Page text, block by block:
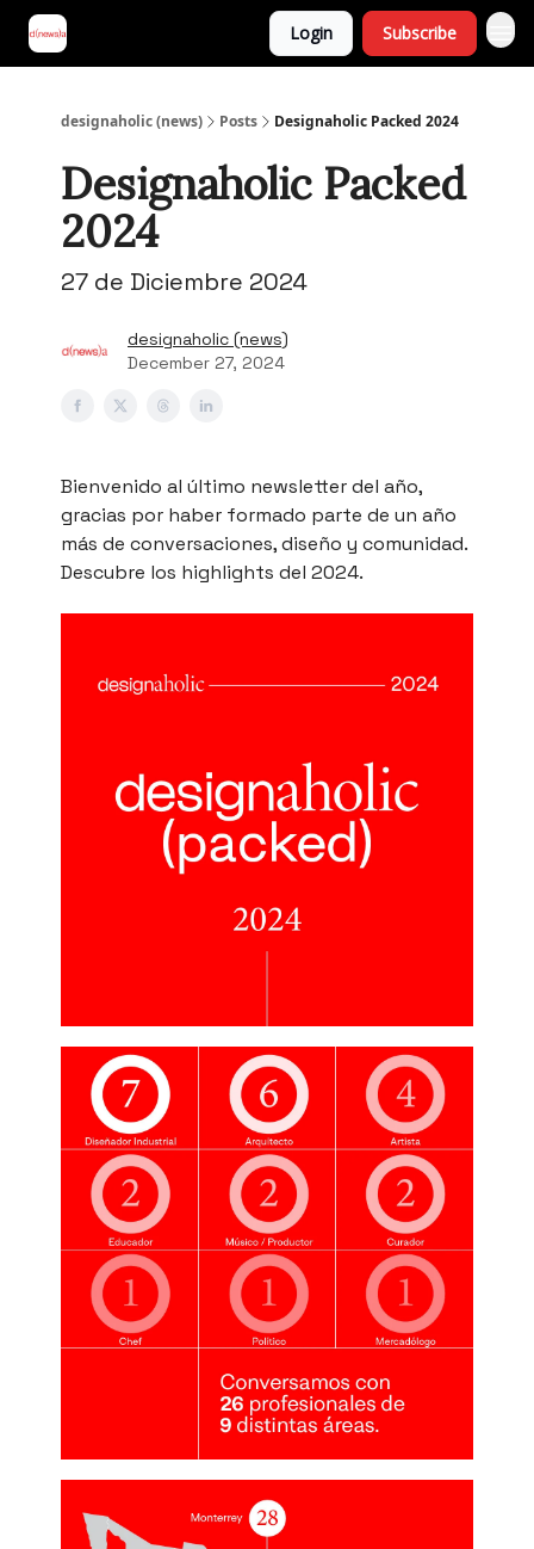
Login Subscribe
designaholic (news) Posts Designaholic Packed 2024
Designaholic Packed
2024
27 de Diciembre 2024
designaholic (news)
December 27, 2024
Bienvenido al último newsletter del año,
gracias por haber formado parte de un año
más de conversaciones, diseño y comunidad.
Descubre los highlights del 2024.